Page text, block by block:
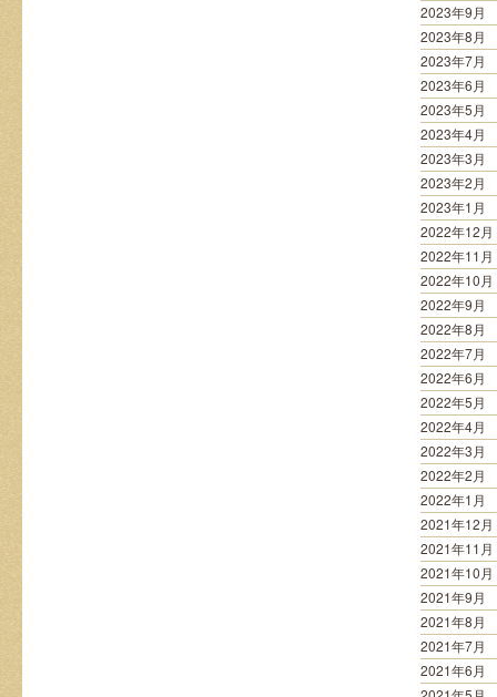
2023年9月
2023年8月
2023年7月
2023年6月
2023年5月
2023年4月
2023年3月
2023年2月
2023年1月
2022年12月
2022年11月
2022年10月
2022年9月
2022年8月
2022年7月
2022年6月
2022年5月
2022年4月
2022年3月
2022年2月
2022年1月
2021年12月
2021年11月
2021年10月
2021年9月
2021年8月
2021年7月
2021年6月